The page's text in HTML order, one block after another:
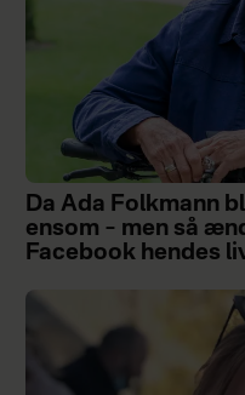
Da Ada Folkmann
ensom – men så
Facebook hendes